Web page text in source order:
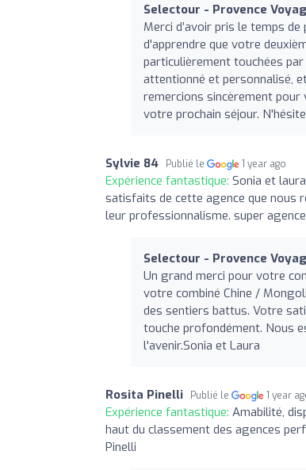
Selectour - Provence
Merci d’avoir pris le temps
d'apprendre que votre
particulièrement touchées
attentionné et personnalisé,
remercions sincèrement
votre prochain séjour.
Sylvie 84 Publié le 1 year ago
Expérience fantastique: Sonia et
satisfaits de cette agence que nous
leur professionnalisme. super
Selectour - Provence
Un grand merci pour votre
votre combiné Chine /
des sentiers battus. Votre
touche profondément. Nous
l'avenir.Sonia et Laura
Rosita Pinelli Publié le 1 year
Expérience fantastique: Amabilité,
haut du classement des agences
Pinelli